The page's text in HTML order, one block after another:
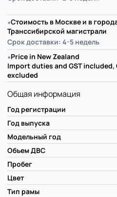
∗Стоимость в Москве и в
Транссибирской магистрали
Срок доставки: 4-5 недель
∗Price in New Zealand
Import duties and GST included,
excluded
Общая информация
Год регистрации
Год выпуска
Модельный год
Объем ДВС
Пробег
Цвет
Тип рамы